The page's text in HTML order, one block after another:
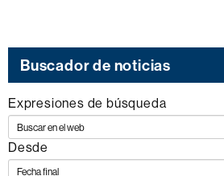
Buscador de noticias
Expresiones de búsqueda
Desde